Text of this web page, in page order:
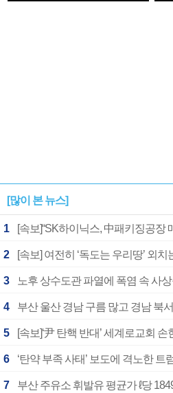
1182개팀 전수조사 확
[많이 본 뉴스]
1 [속보]“SK하이닉스, 中패키징공
2
3 노후 상수도관 파열에 폭염 속 사
4
5 [속보]‘尹 탄핵 반대’ 세계로교회
6
7 부산 주유소 휘발유 평균가 ℓ당